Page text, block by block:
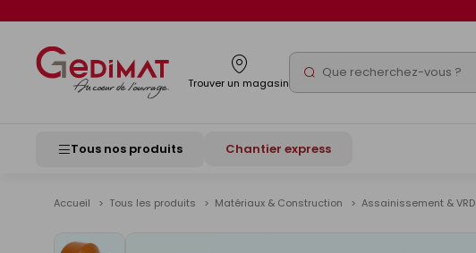
Trouver un magasin Rechercher
Tous nos produits Chantier express
Accueil Tous les produits Matériaux & Construction Assainissement & VRD